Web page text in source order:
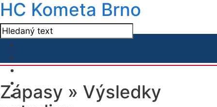
HC Kometa Brno
Zápasy » Výsledky